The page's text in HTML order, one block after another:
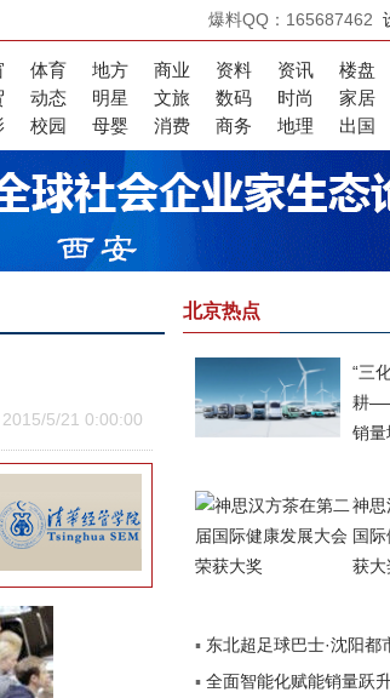
爆料QQ：165687462
体育 地方 商业 资料 资讯 楼盘
动态 明星 文旅 数码 时尚 家居
校园 母婴 消费 商务 地理 出国
北京热点
“三
耕
销量
神思
国
获大
▪ 东北超足球巴士·沈阳都
北汽福田助力书写文体旅
▪ 全面智能化赋能销量跃
2015/5/21 0:00:00